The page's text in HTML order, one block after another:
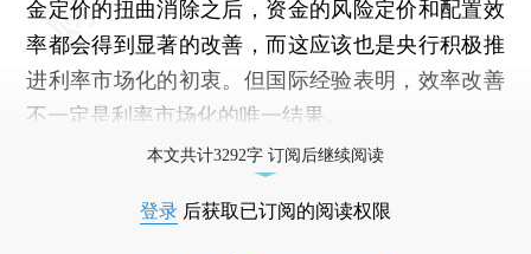
金定价的扭曲消除之后，资金的风险定价和配置效
率都会得到显著的改善，而这应该也是央行积极推
进利率市场化的初衷。但国际经验表明，效率改善
不一定是利率市场化的唯一结果。
本文共计3292字 订阅后继续阅读
登录 后获取已订阅的阅读权限